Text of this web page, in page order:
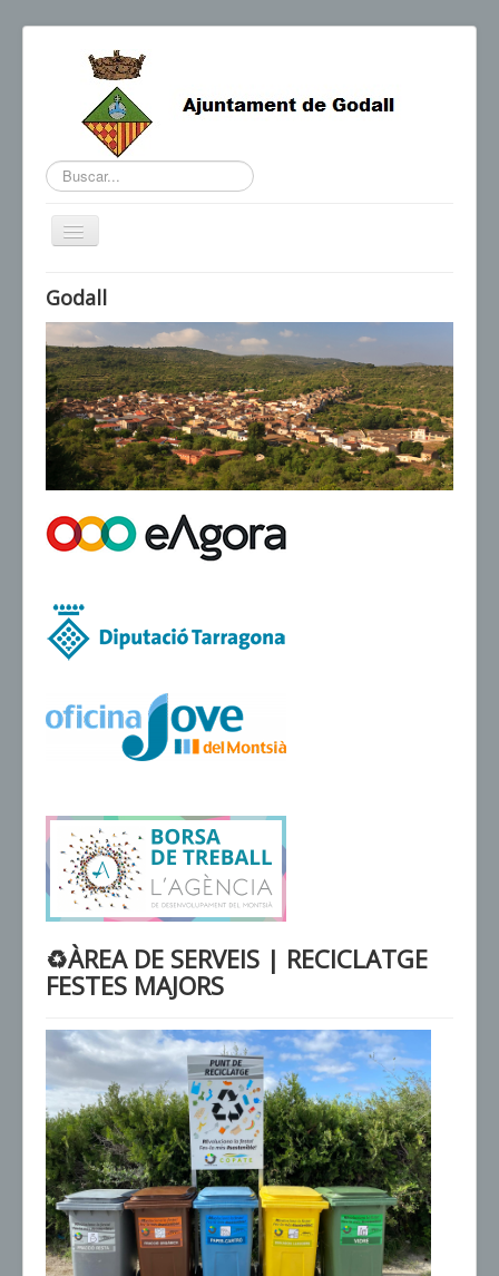
Buscar...
Cambiar
navegación
BENVINGUDA DE L'ALCALDE
AGENDA I NOTÍCIES
HORARIS D'INTERÈS
CONTACTE
TRÀMITS
SEU ELECTRÒNICA
VENDA D'ENTRADES
Godall
♻ÀREA DE SERVEIS | RECICLATGE
FESTES MAJORS